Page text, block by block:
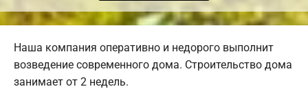
Наша компания оперативно и недорого выполнит
возведение современного дома. Строительство дома
занимает от 2 недель.